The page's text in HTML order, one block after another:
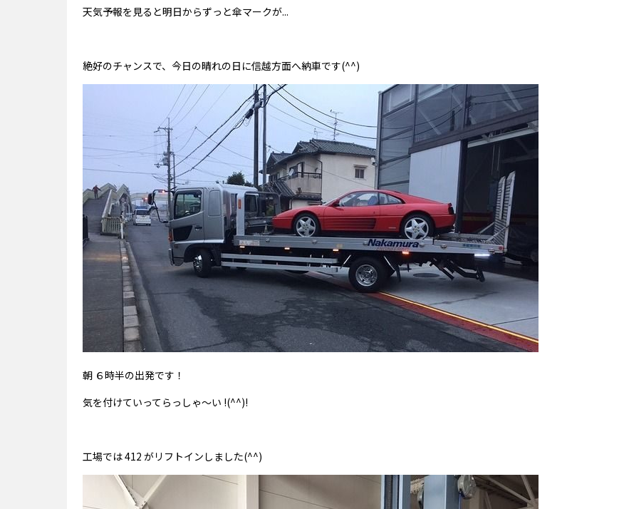
天気予報を見ると明日からずっと傘マークが...
絶好のチャンスで、今日の晴れの日に信越方面へ納車です(^^)
朝 ６時半の出発です！
気を付けていってらっしゃ～い !(^^)!
工場では 412 がリフトインしました(^^)